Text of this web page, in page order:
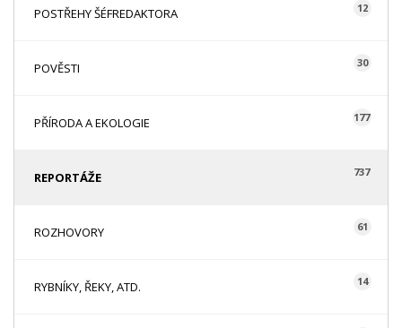
POSTŘEHY ŠÉFREDAKTORA 12
POVĚSTI 30
PŘÍRODA A EKOLOGIE 177
REPORTÁŽE 737
ROZHOVORY 61
RYBNÍKY, ŘEKY, ATD. 14